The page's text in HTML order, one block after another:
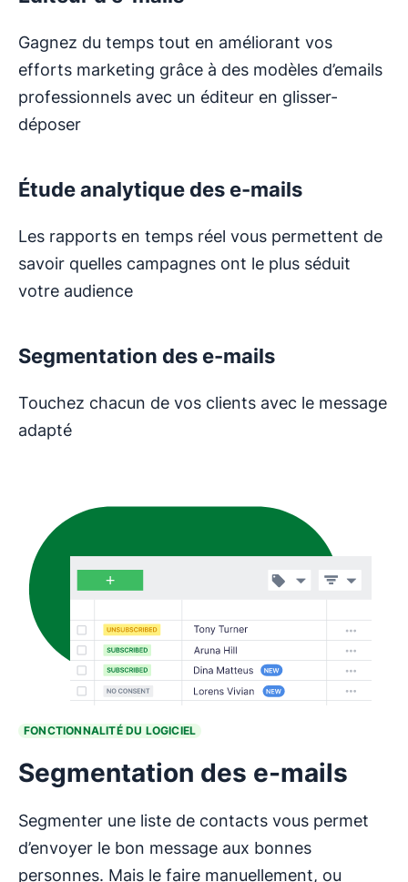
Gagnez du temps tout en améliorant vos
efforts marketing grâce à des modèles d’emails
professionnels avec un éditeur en glisser-
déposer
Étude analytique des e-mails
Les rapports en temps réel vous permettent de
savoir quelles campagnes ont le plus séduit
votre audience
Segmentation des e-mails
Touchez chacun de vos clients avec le message
adapté
FONCTIONNALITÉ DU LOGICIEL
Segmentation des e-mails
Segmenter une liste de contacts vous permet
d’envoyer le bon message aux bonnes
personnes. Mais le faire manuellement, ou